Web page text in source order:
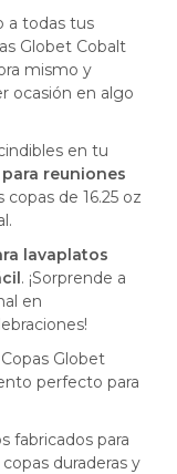
a todas tus
Globet Cobalt
mismo y
ocasión en algo
en tu
reuniones
copas de 16.25 oz
lavaplatos
. ¡Sorprende a
en
Globet
perfecto para
fabricados para
duraderas y